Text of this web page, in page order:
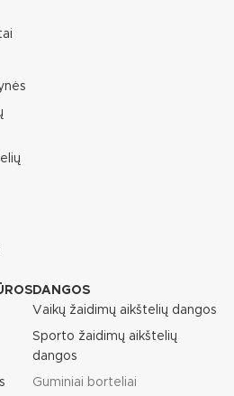
DANGOS
Vaikų žaidimų aikštelių dangos
Sporto žaidimų aikštelių
dangos
Guminiai borteliai